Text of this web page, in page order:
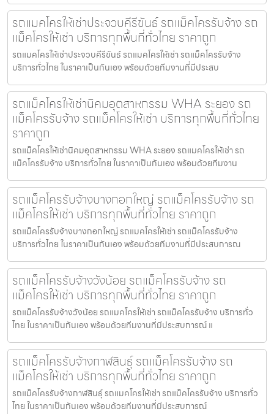
รถแมคโครให้เช่าประจวบคีรีขันธ์ รถแม็คโครรับจ้าง รถ
แม็คโครให้เช่า บริการทุกพื้นที่ทั่วไทย ราคาถูก
รถแมคโครให้เช่าประจวบคีรีขันธ์ รถแมคโครให้เช่า รถแม็คโครรับจ้าง
บริการทั่วไทย ในราคาเป็นกันเอง พร้อมด้วยทีมงานที่มีประสบ
รถแม็คโครให้เช่านิคมอุตสาหกรรม WHA ระยอง รถ
แม็คโครรับจ้าง รถแม็คโครให้เช่า บริการทุกพื้นที่ทั่วไทย
ราคาถูก
รถแม็คโครให้เช่านิคมอุตสาหกรรม WHA ระยอง รถแมคโครให้เช่า รถ
แม็คโครรับจ้าง บริการทั่วไทย ในราคาเป็นกันเอง พร้อมด้วยทีมงาน
รถแม็คโครรับจ้างบางกอกใหญ่ รถแม็คโครรับจ้าง รถ
แม็คโครให้เช่า บริการทุกพื้นที่ทั่วไทย ราคาถูก
รถแม็คโครรับจ้างบางกอกใหญ่ รถแมคโครให้เช่า รถแม็คโครรับจ้าง
บริการทั่วไทย ในราคาเป็นกันเอง พร้อมด้วยทีมงานที่มีประสบการณ
รถแม็คโครรับจ้างวังน้อย รถแม็คโครรับจ้าง รถ
แม็คโครให้เช่า บริการทุกพื้นที่ทั่วไทย ราคาถูก
รถแม็คโครรับจ้างวังน้อย รถแมคโครให้เช่า รถแม็คโครรับจ้าง บริการทั่ว
ไทย ในราคาเป็นกันเอง พร้อมด้วยทีมงานที่มีประสบการณ์ แ
รถแม็คโครรับจ้างกาฬสินธุ์ รถแม็คโครรับจ้าง รถ
แม็คโครให้เช่า บริการทุกพื้นที่ทั่วไทย ราคาถูก
รถแม็คโครรับจ้างกาฬสินธุ์ รถแมคโครให้เช่า รถแม็คโครรับจ้าง บริการทั่ว
ไทย ในราคาเป็นกันเอง พร้อมด้วยทีมงานที่มีประสบการณ์